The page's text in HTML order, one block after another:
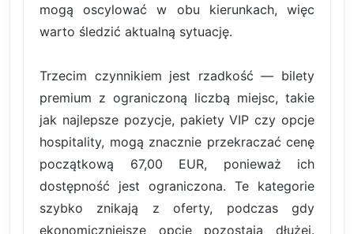
mogą oscylować w obu kierunkach, więc
warto śledzić aktualną sytuację.
Trzecim czynnikiem jest rzadkość — bilety
premium z ograniczoną liczbą miejsc, takie
jak najlepsze pozycje, pakiety VIP czy opcje
hospitality, mogą znacznie przekraczać cenę
początkową 67,00 EUR, ponieważ ich
dostępność jest ograniczona. Te kategorie
szybko znikają z oferty, podczas gdy
ekonomiczniejsze opcje pozostają dłużej.